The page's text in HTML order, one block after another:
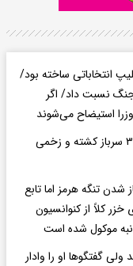
ارائه کارنامه 2 ساله، کلیپ انتخاباتی ساخته بود/
نسبت داد/ اگر
استیضاح می‌شوند
حمله افراد ناشناس به دیرالزور سوریه/ ۳ سرباز کشته و زخمی
تنگه هرمز اما تابع
کلاً از کنوانسیون
گفتگوها او را وادار